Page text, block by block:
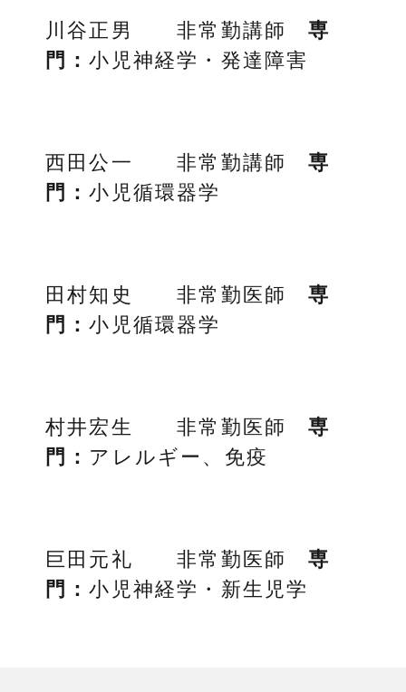
川谷正男 非常勤講師専
門：小児神経学・発達障害
西田公一 非常勤講師専
門：小児循環器学
田村知史 非常勤医師専
門：小児循環器学
村井宏生 非常勤医師専
門： アレルギー、免疫
巨田元礼 非常勤医師専
門：小児神経学・新生児学